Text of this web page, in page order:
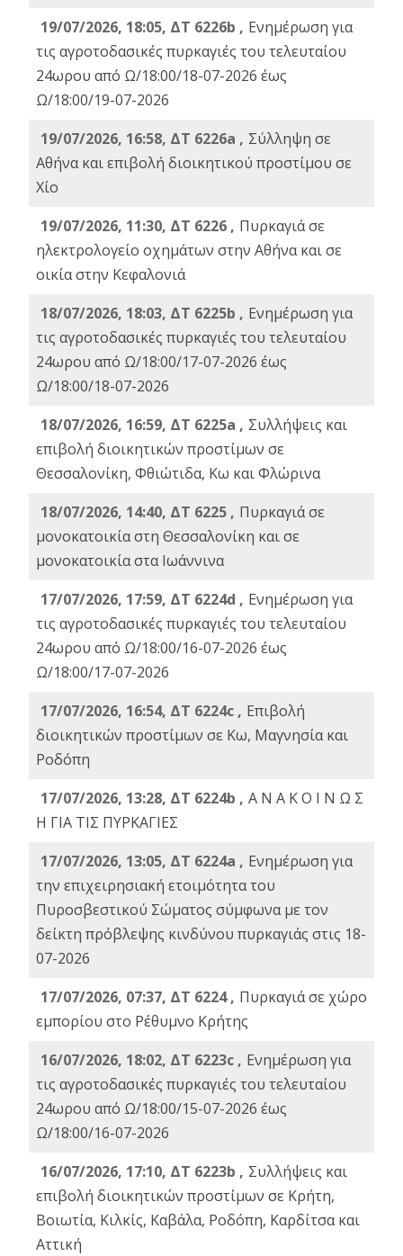
19/07/2026, 18:05, ΔΤ 6226b , Ενημέρωση για
τις αγροτοδασικές πυρκαγιές του τελευταίου
24ωρου από Ω/18:00/18-07-2026 έως
Ω/18:00/19-07-2026
19/07/2026, 16:58, ΔΤ 6226a , Σύλληψη σε
Αθήνα και επιβολή διοικητικού προστίμου σε
Χίο
19/07/2026, 11:30, ΔΤ 6226 , Πυρκαγιά σε
ηλεκτρολογείο οχημάτων στην Αθήνα και σε
οικία στην Κεφαλονιά
18/07/2026, 18:03, ΔΤ 6225b , Ενημέρωση για
τις αγροτοδασικές πυρκαγιές του τελευταίου
24ωρου από Ω/18:00/17-07-2026 έως
Ω/18:00/18-07-2026
18/07/2026, 16:59, ΔT 6225a , Συλλήψεις και
επιβολή διοικητικών προστίμων σε
Θεσσαλονίκη, Φθιώτιδα, Κω και Φλώρινα
18/07/2026, 14:40, ΔΤ 6225 , Πυρκαγιά σε
μονοκατοικία στη Θεσσαλονίκη και σε
μονοκατοικία στα Ιωάννινα
17/07/2026, 17:59, ΔΤ 6224d , Ενημέρωση για
τις αγροτοδασικές πυρκαγιές του τελευταίου
24ωρου από Ω/18:00/16-07-2026 έως
Ω/18:00/17-07-2026
17/07/2026, 16:54, ΔΤ 6224c , Επιβολή
διοικητικών προστίμων σε Κω, Μαγνησία και
Ροδόπη
17/07/2026, 13:28, ΔΤ 6224b , Α Ν Α Κ Ο Ι Ν Ω Σ
Η ΓΙΑ ΤΙΣ ΠΥΡΚΑΓΙΕΣ
17/07/2026, 13:05, ΔΤ 6224a , Ενημέρωση για
την επιχειρησιακή ετοιμότητα του
Πυροσβεστικού Σώματος σύμφωνα με τον
δείκτη πρόβλεψης κινδύνου πυρκαγιάς στις 18-
07-2026
17/07/2026, 07:37, ΔΤ 6224 , Πυρκαγιά σε χώρο
εμπορίου στο Ρέθυμνο Κρήτης
16/07/2026, 18:02, ΔΤ 6223c , Ενημέρωση για
τις αγροτοδασικές πυρκαγιές του τελευταίου
24ωρου από Ω/18:00/15-07-2026 έως
Ω/18:00/16-07-2026
16/07/2026, 17:10, ΔΤ 6223b , Συλλήψεις και
επιβολή διοικητικών προστίμων σε Κρήτη,
Βοιωτία, Κιλκίς, Καβάλα, Ροδόπη, Καρδίτσα και
Αττική